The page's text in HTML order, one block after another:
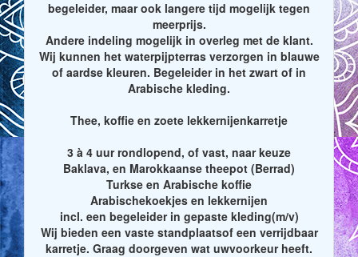
begeleider, maar ook langere tijd mogelijk tegen
meerprijs.
Andere indeling mogelijk in overleg met de klant.
Wij kunnen het waterpijpterras verzorgen in blauwe
of aardse kleuren. Begeleider in het zwart of in
Arabische kleding.
Thee, koffie en zoete lekkernijenkarretje
3 à 4 uur rondlopend, of vast, naar keuze
Baklava, en Marokkaanse theepot (Berrad)
Turkse en Arabische koffie
Arabischekoekjes en lekkernijen
incl. een begeleider in gepaste kleding(m/v)
Wij bieden een vaste standplaatsof een verrijdbaar
karretje. Graag doorgeven wat uwvoorkeur heeft.